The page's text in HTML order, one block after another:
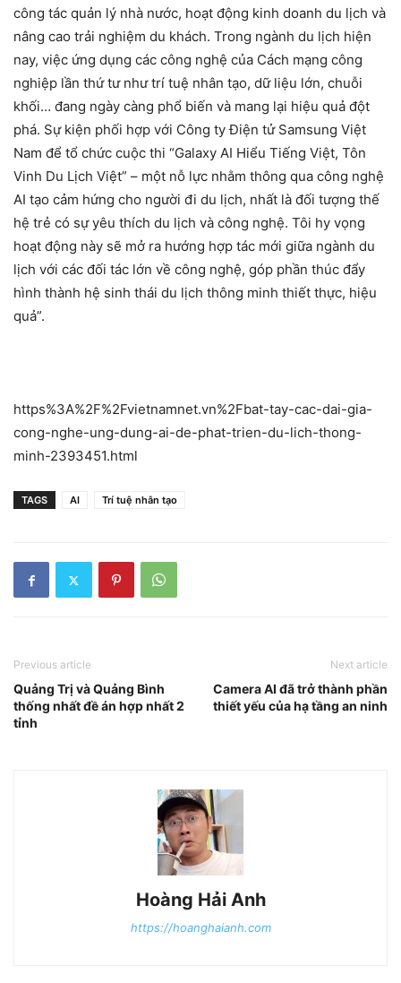
công tác quản lý nhà nước, hoạt động kinh doanh du lịch và
nâng cao trải nghiệm du khách. Trong ngành du lịch hiện
nay, việc ứng dụng các công nghệ của Cách mạng công
nghiệp lần thứ tư như trí tuệ nhân tạo, dữ liệu lớn, chuỗi
khối… đang ngày càng phổ biến và mang lại hiệu quả đột
phá. Sự kiện phối hợp với Công ty Điện tử Samsung Việt
Nam để tổ chức cuộc thi “Galaxy AI Hiểu Tiếng Việt, Tôn
Vinh Du Lịch Việt” – một nỗ lực nhằm thông qua công nghệ
AI tạo cảm hứng cho người đi du lịch, nhất là đối tượng thế
hệ trẻ có sự yêu thích du lịch và công nghệ. Tôi hy vọng
hoạt động này sẽ mở ra hướng hợp tác mới giữa ngành du
lịch với các đối tác lớn về công nghệ, góp phần thúc đẩy
hình thành hệ sinh thái du lịch thông minh thiết thực, hiệu
quả”.
https%3A%2F%2Fvietnamnet.vn%2Fbat-tay-cac-dai-gia-
cong-nghe-ung-dung-ai-de-phat-trien-du-lich-thong-
minh-2393451.html
TAGS AI Trí tuệ nhân tạo
Previous article
Quảng Trị và Quảng Bình
thống nhất đề án hợp nhất 2
tỉnh
Next article
Camera AI đã trở thành phần
thiết yếu của hạ tầng an ninh
Hoàng Hải Anh
https://hoanghaianh.com